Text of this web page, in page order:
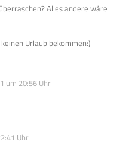
Alles andere wäre
Urlaub bekommen:)
um 20:56 Uhr
Uhr